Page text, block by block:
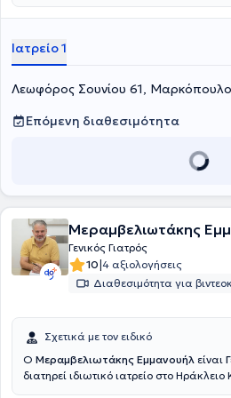
εμπειρία παράλληλα με το ιδιωτικό της
πληθυσμών. Από το Δεκέμβριο του 2015
εργάστηκε σε Κέντρα Φιλοξενίας
συνεργασία με Δημόσιους φορείς
καθώς και με μη κερδοσκοπικούς
ΕΡΥΘΡΟΣ ΣΤΑΥΡΟΣ και η
στους ωφελούμενους.
Ιατρείο 1
Λεωφόρος Σουνίου 61,
Επόμενη διαθεσιμότητα
Μεραμβελιωτάκης
Γενικός Γιατρός
10|4 αξιολογήσεις
Διαθεσιμότητα για
Σχετικά με τον ειδικό
Ο Μεραμβελιωτάκης Εμμανουήλ είναι
διατηρεί ιδιωτικό ιατρείο στο